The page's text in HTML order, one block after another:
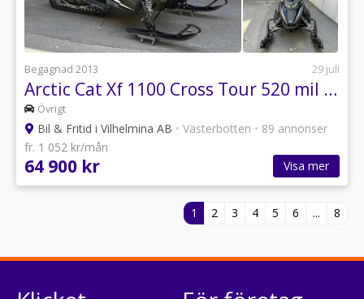
Begagnad 2013 29 juli
Arctic Cat Xf 1100 Cross Tour 520 mil 4-takt
Övrigt
Bil & Fritid i Vilhelmina AB • Västerbotten • 89 annonser
fr. 1 052 kr/mån
64 900 kr Visa mer
1 2 3 4 5 6 ... 8